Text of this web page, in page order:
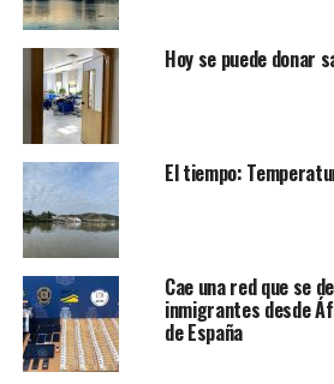
Hoy se puede donar
El tiempo:
Cae una red que se
inmigrantes desde
de España